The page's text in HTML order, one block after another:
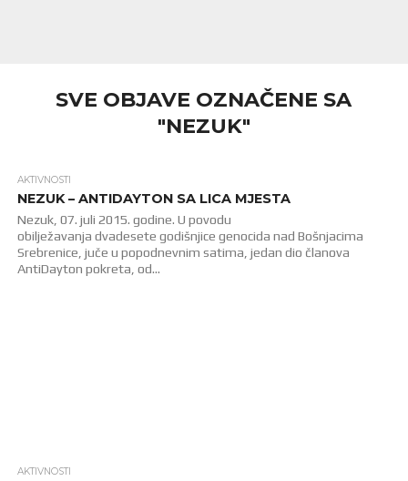
SVE OBJAVE OZNAČENE SA
"NEZUK"
AKTIVNOSTI
NEZUK – ANTIDAYTON SA LICA MJESTA
Nezuk, 07. juli 2015. godine. U povodu
obilježavanja dvadesete godišnjice genocida nad Bošnjacima
Srebrenice, juče u popodnevnim satima, jedan dio članova
AntiDayton pokreta, od...
AKTIVNOSTI